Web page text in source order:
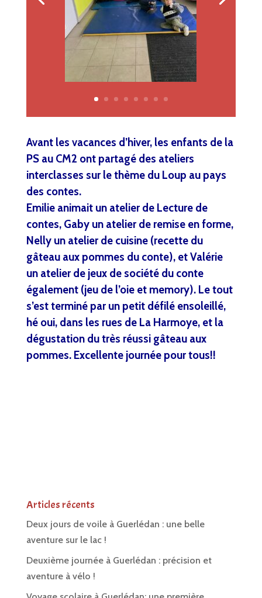
Avant les vacances d’hiver, les enfants de la
PS au CM2 ont partagé des ateliers
interclasses sur le thème du Loup au pays
des contes.
Emilie animait un atelier de Lecture de
contes, Gaby un atelier de remise en forme,
Nelly un atelier de cuisine (recette du
gâteau aux pommes du conte), et Valérie
un atelier de jeux de société du conte
également (jeu de l’oie et memory). Le tout
s’est terminé par un petit défilé ensoleillé,
hé oui, dans les rues de La Harmoye, et la
dégustation du très réussi gâteau aux
pommes. Excellente journée pour tous!!
Articles récents
Deux jours de voile à Guerlédan : une belle
aventure sur le lac !
Deuxième journée à Guerlédan : précision et
aventure à vélo !